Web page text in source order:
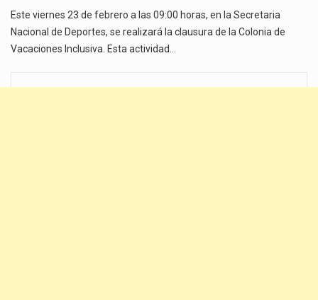
Este viernes 23 de febrero a las 09:00 horas, en la Secretaria
Nacional de Deportes, se realizará la clausura de la Colonia de
Vacaciones Inclusiva. Esta actividad…